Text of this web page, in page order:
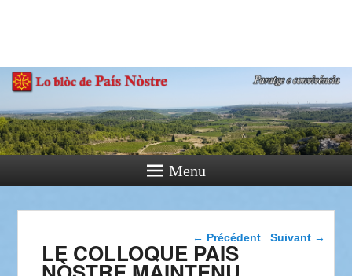
Paratge e Convivència
Menu
Navigation dans les
← Précédent Suivant →
LE COLLOQUE PAIS